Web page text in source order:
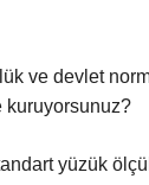
ve devlet
kuruyorsunuz?
yüzük